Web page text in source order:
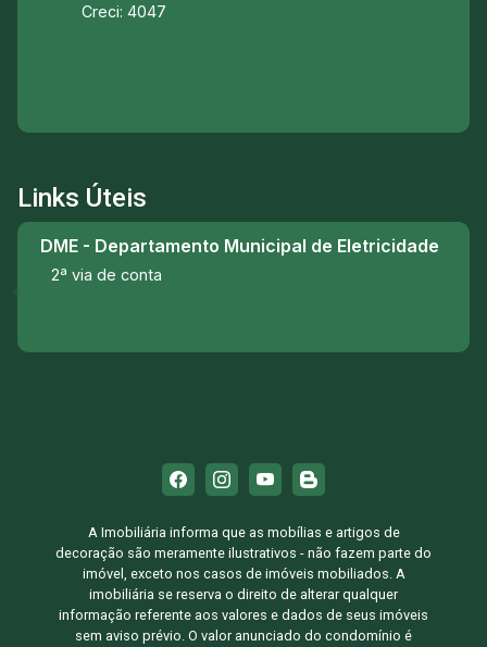
Creci: 4047
Links Úteis
DME - Departamento Municipal de Eletricidade
2ª via de conta
A Imobiliária informa que as mobílias e artigos de
decoração são meramente ilustrativos - não fazem parte do
imóvel, exceto nos casos de imóveis mobiliados. A
imobiliária se reserva o direito de alterar qualquer
informação referente aos valores e dados de seus imóveis
sem aviso prévio. O valor anunciado do condomínio é